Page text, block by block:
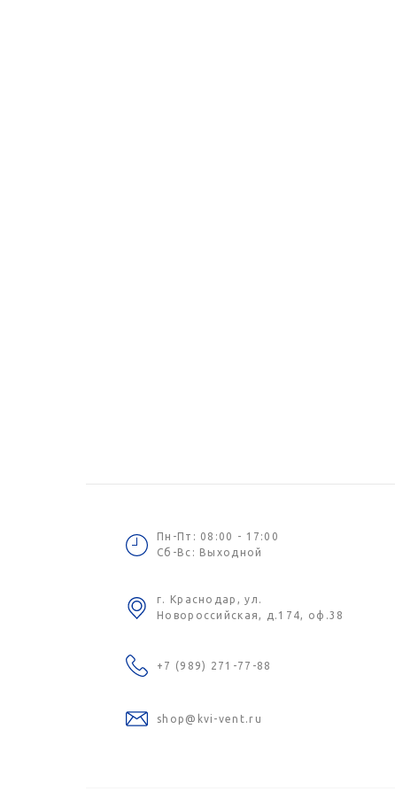
Пн-Пт: 08:00 - 17:00
Сб-Вс: Выходной
г. Краснодар, ул.
Новороссийская, д.174, оф.38
+7 (989) 271-77-88
shop@kvi-vent.ru